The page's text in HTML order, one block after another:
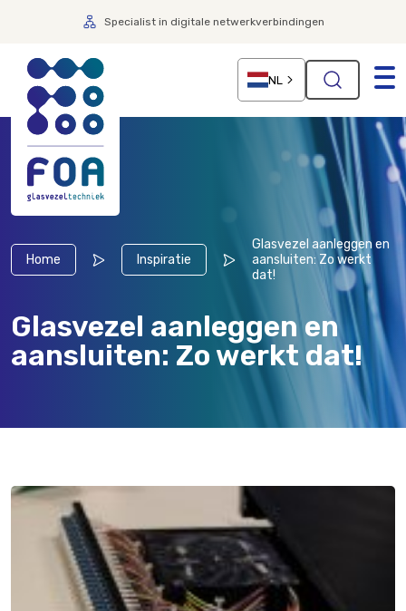
Specialist in digitale netwerkverbindingen
NL
Home Inspiratie
Glasvezel aanleggen en
aansluiten: Zo werkt
dat!
Glasvezel aanleggen en
aansluiten: Zo werkt dat!